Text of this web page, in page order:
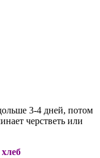
3-4 дней, потом
черстветь или